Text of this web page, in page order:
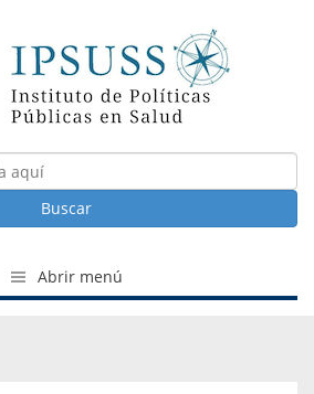
Buscar
Abrir menú